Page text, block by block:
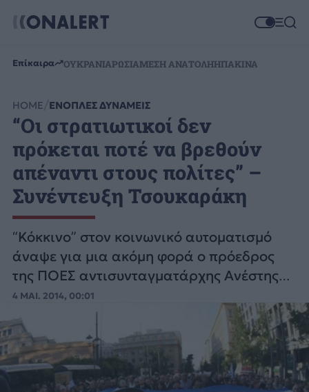
Επίκαιρα ΟΥΚΡΑΝΙΑΡΩΣΙΑΜΕΣΗ ΑΝΑΤΟΛΗΗΠΑΚΙΝΑ
HOME ΕΝΟΠΛΕΣ ΔΥΝΑΜΕΙΣ
“Οι στρατιωτικοί δεν
πρόκεται ποτέ να βρεθούν
απέναντι στους πολίτες” –
Συνέντευξη Τσουκαράκη
“Κόκκινο” στον κοινωνικό αυτοματισμό
άναψε για μια ακόμη φορά ο πρόεδρος
της ΠΟΕΣ αντισυνταγματάρχης Ανέστης
Τσουκαράκης.
4 ΜΑΙ. 2014, 00:01